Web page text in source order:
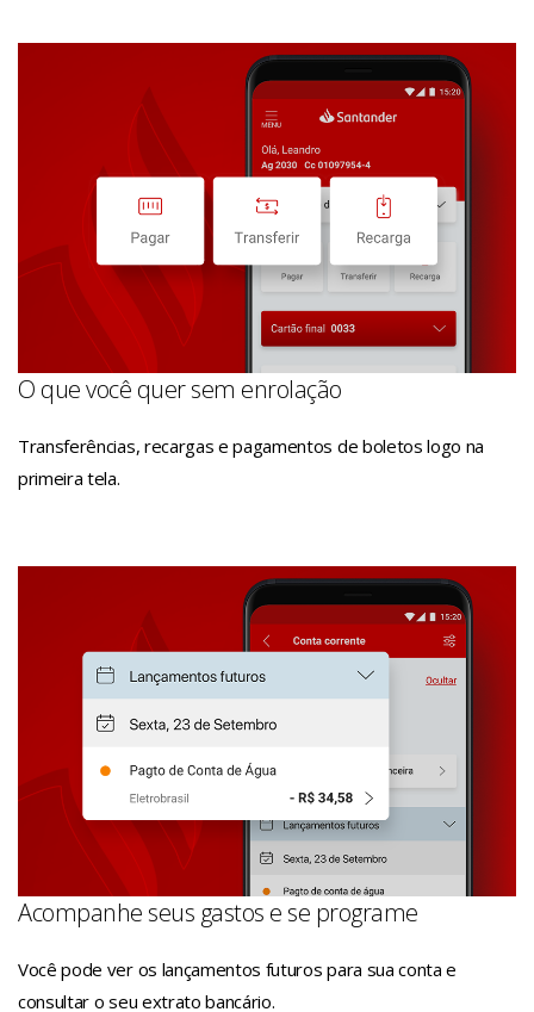
O que você quer sem enrolação
Transferências, recargas e pagamentos de boletos logo na
primeira tela.
Acompanhe seus gastos e se programe
Você pode ver os lançamentos futuros para sua conta e
consultar o seu extrato bancário.